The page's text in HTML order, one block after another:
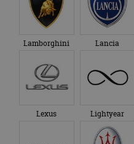
Lamborghini Lancia
Lexus Lightyear